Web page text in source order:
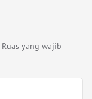
Ruas yang wajib